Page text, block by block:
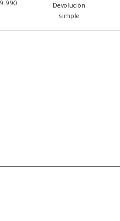
Devolución
simple